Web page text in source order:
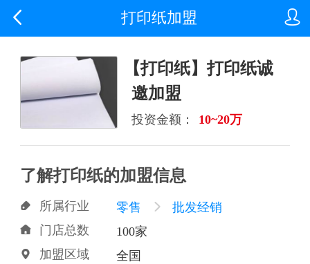

 打印纸加盟
【打印纸】打印纸诚
邀加盟
投资金额： 10~20万
了解打印纸的加盟信息
 所属行业 零售  批发经销
 门店总数 100家
 加盟区域 全国